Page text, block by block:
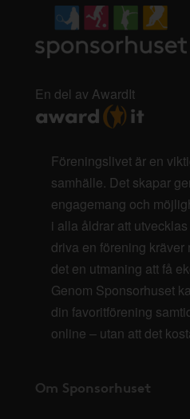
En del av AwardIt
Föreningslivet är en
samhälle. Det skapar
engagemang och
i alla åldrar att
driva en förening kräver
det en utmaning att få
Genom Sponsorhuset
din favoritförening
online – utan att det
Om Sponsorhuset